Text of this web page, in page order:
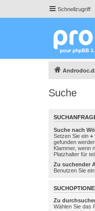
Schnellzugriff
Suche
Suche nach
Setzen Sie ein +
gefunden
Klammer, wenn
Platzhalter für
Zu suchender
Benutzen Sie
Zu
Wählen Sie das